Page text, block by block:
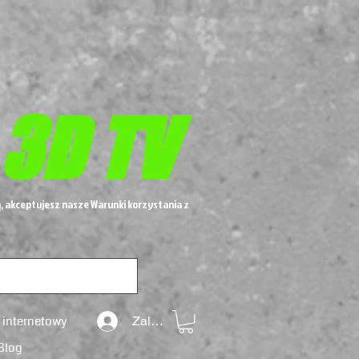
TV
nasze Warunki korzystania z
internetowy
Zaloguj się